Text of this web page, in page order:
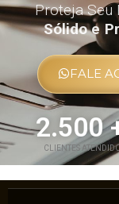
Proteja Seu
Sólido e
FALE
2.500
CLIENTES